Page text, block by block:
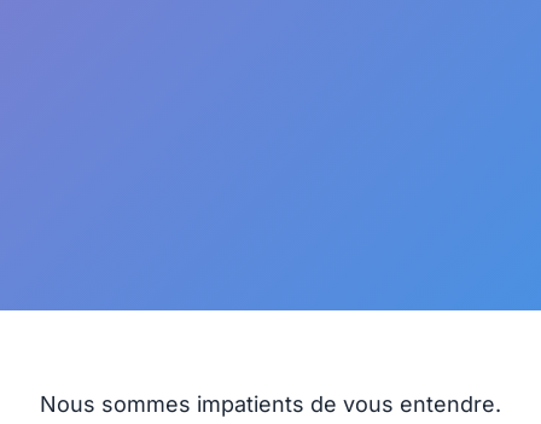
Nous sommes impatients de vous entendre.